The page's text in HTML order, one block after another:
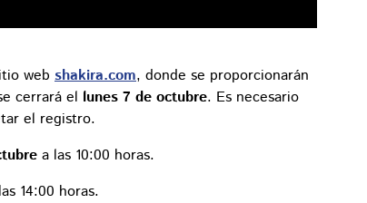
web shakira.com, donde se proporcionarán
cerrará el lunes 7 de octubre. Es necesario
el registro.
a las 10:00 horas.
14:00 horas.